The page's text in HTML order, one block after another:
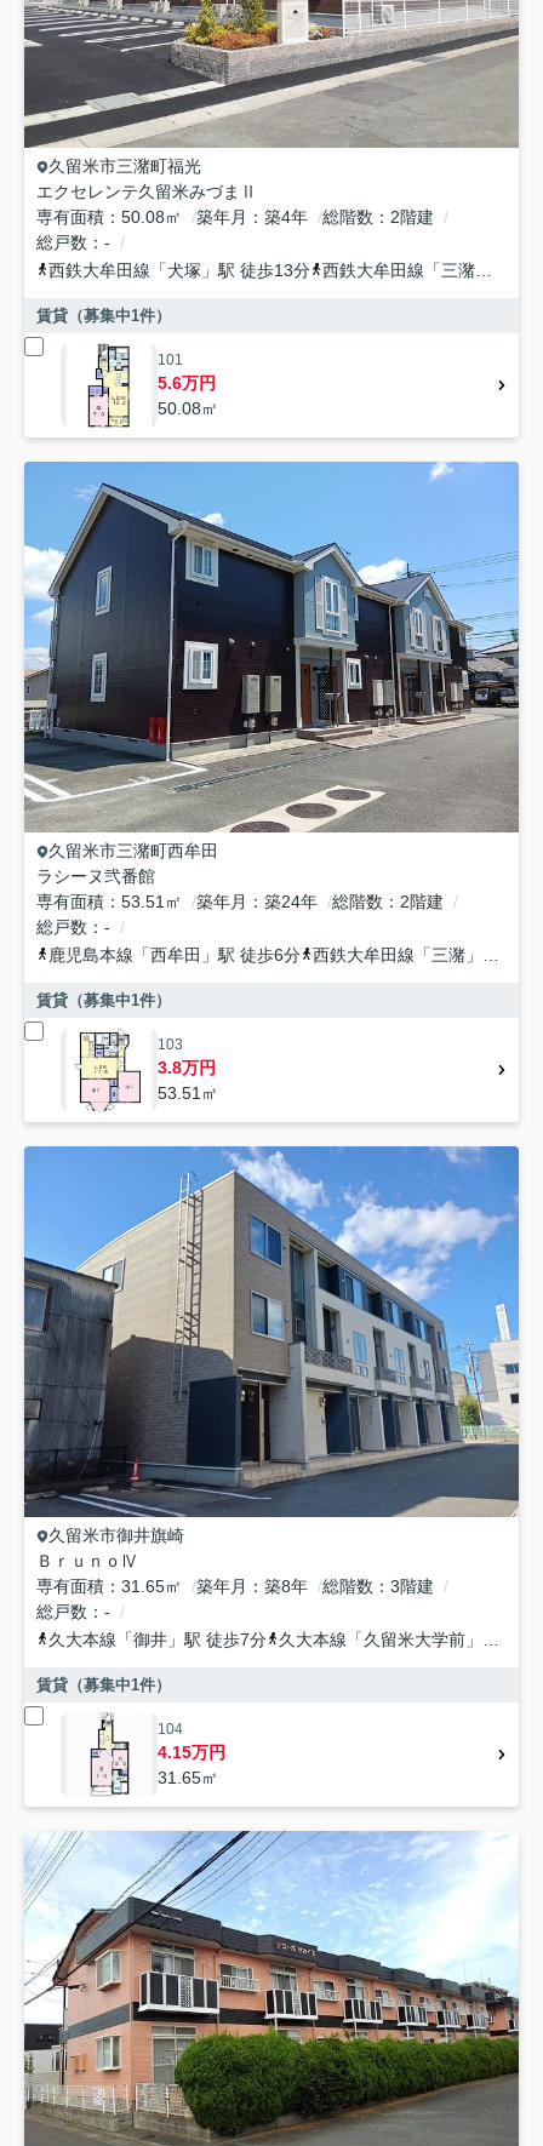
久留米市三潴町福光
エクセレンテ久留米みづまⅡ
専有面積
50.08㎡ 築年月 築4年 総階数
2階建
総戸数
-
西鉄大牟田線 「犬塚 」駅 徒歩13分 西鉄大牟田線 「三潴
賃貸（募集中1件）
101
5.6万円
50.08㎡
久留米市三潴町西牟田
ラシーヌ弐番館
専有面積
53.51㎡ 築年月 築24年 総階数
2階建
総戸数
-
鹿児島本線 「西牟田 」駅 徒歩6分 西鉄大牟田線 「三潴 」駅 徒歩39分
賃貸（募集中1件）
103
3.8万円
53.51㎡
久留米市御井旗崎
ＢｒｕｎｏⅣ
専有面積
31.65㎡ 築年月 築8年 総階数
3階建
総戸数
-
久大本線 「御井 」駅 徒歩7分 久大本線 「久留米大学前 」駅 徒歩16分
賃貸（募集中1件）
104
4.15万円
31.65㎡